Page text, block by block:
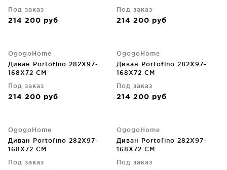
Под заказ
214 200 руб
Под заказ
214 200 руб
OgogoHome
Диван Portofino 282X97-
168X72 CM
Под заказ
214 200 руб
OgogoHome
Диван Portofino 282X97-
168X72 CM
Под заказ
214 200 руб
OgogoHome
Диван Portofino 282X97-
168X72 CM
Под заказ
OgogoHome
Диван Portofino 282X97-
168X72 CM
Под заказ